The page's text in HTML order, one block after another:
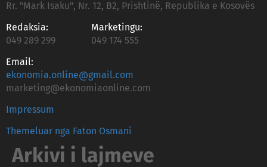
Rr. "Mark Isaku", Nr. 12, B2, Prishtinë, Republika e Kosovës
Redaksia:
049 289 299
Marketingu:
049 174 555
Email:
ekonomia.online@gmail.com
marketing@ekonomiaonline.com
Impressum
Themeluar nga Faton Osmani
Arkivi i lajmeve